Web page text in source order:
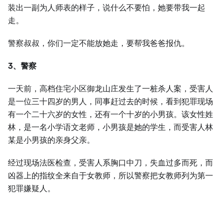
装出一副为人师表的样子，说什么不要怕，她要带我一起
走。
警察叔叔，你们一定不能放她走，要帮我爸爸报仇。
3、警察
一天前，高档住宅小区御龙山庄发生了一桩杀人案，受害人
是一位三十四岁的男人，同事赶过去的时候，看到犯罪现场
有一个二十六岁的女性，还有一个十岁的小男孩。该女性姓
林，是一名小学语文老师，小男孩是她的学生，而受害人林
某是小男孩的亲身父亲。
经过现场法医检查，受害人系胸口中刀，失血过多而死，而
凶器上的指纹全来自于女教师，所以警察把女教师列为第一
犯罪嫌疑人。